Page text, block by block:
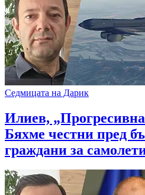
Седмицата на Дарик
Илиев,
Бяхме честни пред
граждани за